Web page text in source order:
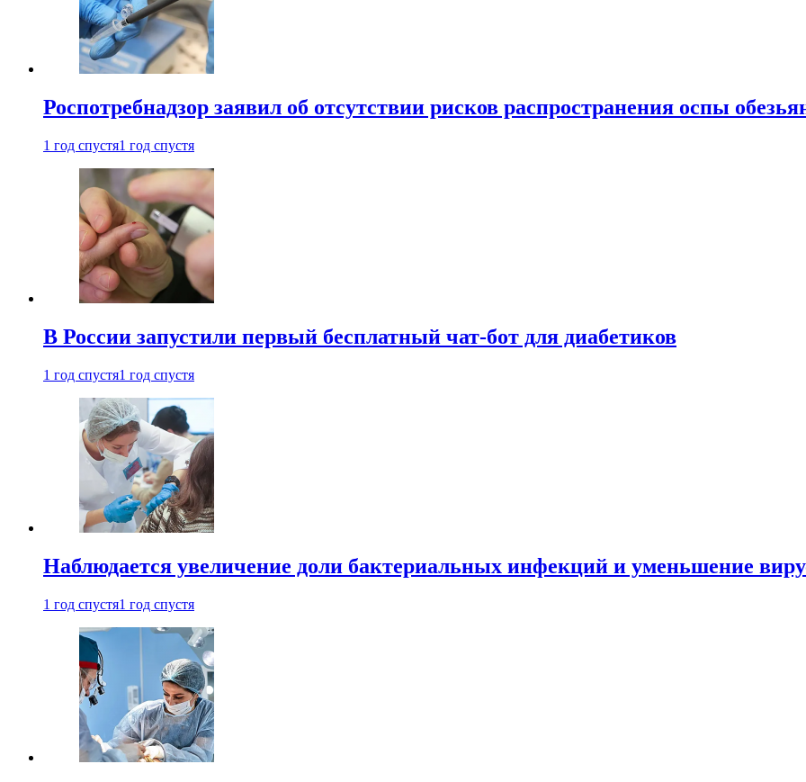
Роспотребнадзор заявил об отсутствии рисков распространения оспы
1 год спустя1 год спустя
В России запустили первый бесплатный чат-бот для диабетиков
1 год спустя1 год спустя
Наблюдается увеличение доли бактериальных инфекций и уменьшение
1 год спустя1 год спустя